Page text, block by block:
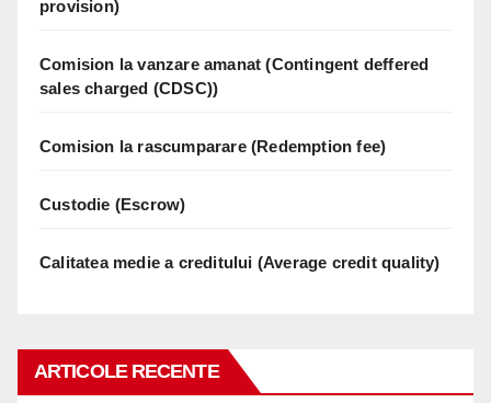
provision)
Comision la vanzare amanat (Contingent deffered
sales charged (CDSC))
Comision la rascumparare (Redemption fee)
Custodie (Escrow)
Calitatea medie a creditului (Average credit quality)
ARTICOLE RECENTE